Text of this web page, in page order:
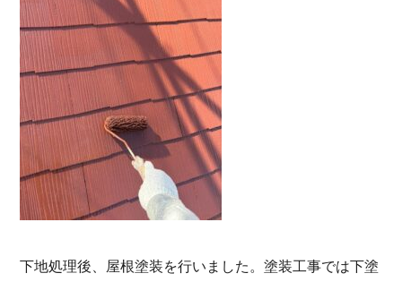
下地処理後、屋根塗装を行いました。塗装工事では下塗